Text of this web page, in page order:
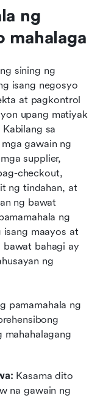
ng
mahalaga
sining ng
isang negosyo
at pagkontrol
upang matiyak
sa
gawain ng
supplier,
checkout,
ng tindahan, at
ng bawat
ng
maayos at
bawat bahagi ay
ng
pamamahala ng
mahahalagang
Kasama dito
na gawain ng